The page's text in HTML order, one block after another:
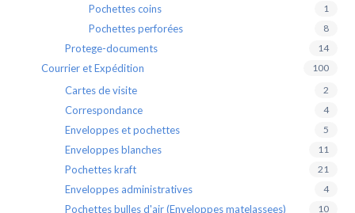
Pochettes coins 1
Pochettes perforées 8
Protege-documents 14
Courrier et Expédition 100
Cartes de visite 2
Correspondance 4
Enveloppes et pochettes 5
Enveloppes blanches 11
Pochettes kraft 21
Enveloppes administratives 4
Pochettes bulles d'air (Enveloppes matelassees) 10